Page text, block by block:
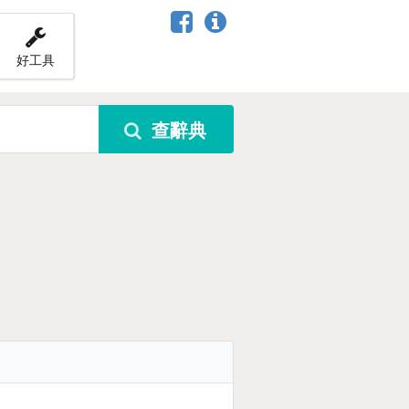
好工具
查辭典